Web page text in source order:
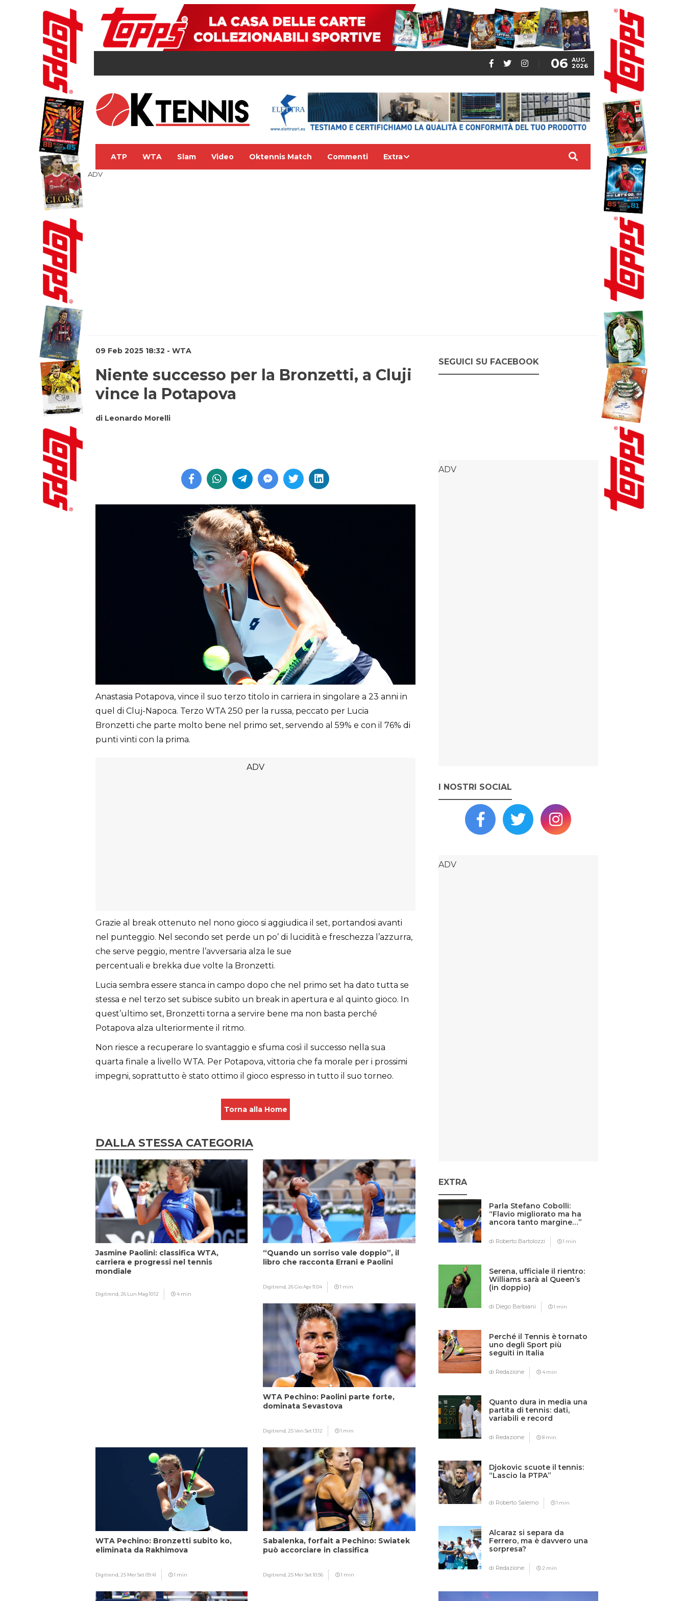
06 AUG
2026
ATP WTA Slam Video Oktennis Match Commenti Extra
09 Feb 2025 18:32 - WTA
Niente successo per la Bronzetti, a Cluji
vince la Potapova
di Leonardo Morelli
Anastasia Potapova, vince il suo terzo titolo in carriera in singolare a 23 anni in
quel di Cluj-Napoca. Terzo WTA 250 per la russa, peccato per Lucia
Bronzetti che parte molto bene nel primo set, servendo al 59% e con il 76% di
punti vinti con la prima.
Grazie al break ottenuto nel nono gioco si aggiudica il set, portandosi avanti
nel punteggio. Nel secondo set perde un po’ di lucidità e freschezza l’azzurra,
che serve peggio, mentre l’avversaria alza le sue
percentuali e brekka due volte la Bronzetti.
Lucia sembra essere stanca in campo dopo che nel primo set ha dato tutta se
stessa e nel terzo set subisce subito un break in apertura e al quinto gioco. In
quest’ultimo set, Bronzetti torna a servire bene ma non basta perché
Potapova alza ulteriormente il ritmo.
Non riesce a recuperare lo svantaggio e sfuma così il successo nella sua
quarta finale a livello WTA. Per Potapova, vittoria che fa morale per i prossimi
impegni, soprattutto è stato ottimo il gioco espresso in tutto il suo torneo.
Torna alla Home
DALLA STESSA CATEGORIA
Jasmine Paolini: classifica WTA,
carriera e progressi nel tennis
mondiale
Digitrend, 26 Lun Mag 10:12 4 min
“Quando un sorriso vale doppio”, il
libro che racconta Errani e Paolini
Digitrend, 26 Gio Apr 11:04 1 min
WTA Pechino: Paolini parte forte,
dominata Sevastova
Digitrend, 25 Ven Set 13:12 1 min
WTA Pechino: Bronzetti subito ko,
eliminata da Rakhimova
Digitrend, 25 Mer Set 09:41 1 min
Sabalenka, forfait a Pechino: Swiatek
può accorciare in classifica
Digitrend, 25 Mer Set 10:56 1 min
SEGUICI SU FACEBOOK
I NOSTRI SOCIAL
EXTRA
Parla Stefano Cobolli:
“Flavio migliorato ma ha
ancora tanto margine…”
di Roberto Bartolozzi 1 min
Serena, ufficiale il rientro:
Williams sarà al Queen’s
(in doppio)
di Diego Barbiani 1 min
Perché il Tennis è tornato
uno degli Sport più
seguiti in Italia
di Redazione 4 min
Quanto dura in media una
partita di tennis: dati,
variabili e record
di Redazione 8 min
Djokovic scuote il tennis:
“Lascio la PTPA”
di Roberto Salerno 1 min
Alcaraz si separa da
Ferrero, ma è davvero una
sorpresa?
di Redazione 2 min